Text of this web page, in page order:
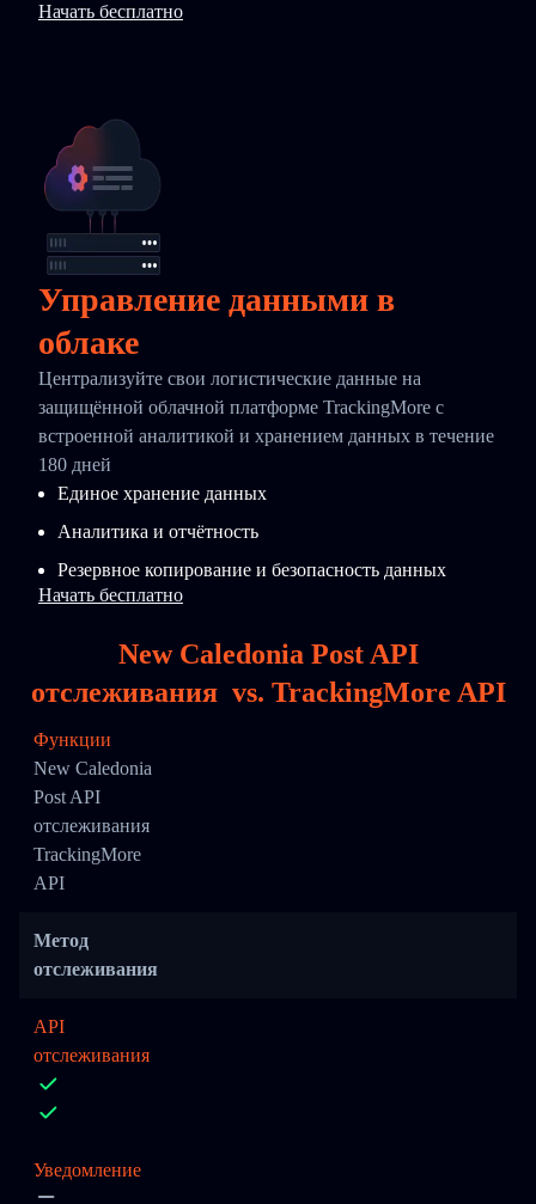
Начать бесплатно
Управление данными в
облаке
Централизуйте свои логистические данные на
защищённой облачной платформе TrackingMore с
встроенной аналитикой и хранением данных в течение
180 дней
Единое хранение данных
Аналитика и отчётность
Резервное копирование и безопасность данных
Начать бесплатно
New Caledonia Post API
отслеживания vs. TrackingMore API
Функции
New Caledonia
Post API
отслеживания
TrackingMore
API
Метод
отслеживания
API
отслеживания
Уведомление